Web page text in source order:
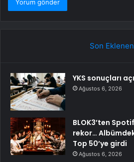
Son Eklenen
YKS sonuçları
Ağustos 6, 2026
BLOK3’ten
rekor…
Top 50’ye girdi
Ağustos 6, 2026